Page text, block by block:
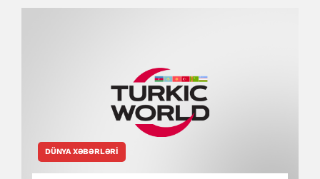
DÜNYA XƏBƏRLƏRI